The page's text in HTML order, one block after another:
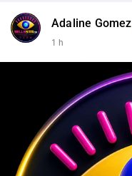
Adaline Gomez
1 h